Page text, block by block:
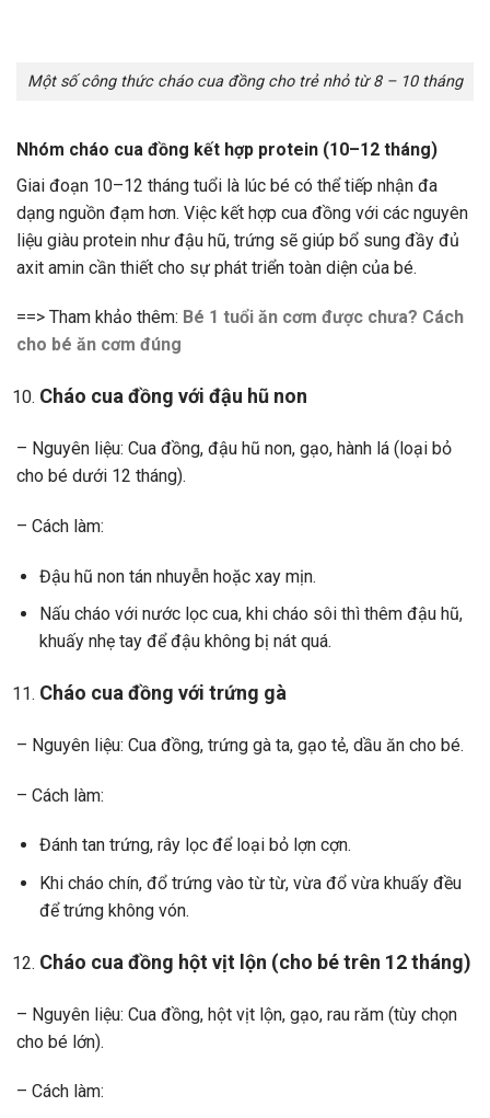
Một số công thức cháo cua đồng cho trẻ nhỏ từ 8 – 10 tháng
Nhóm cháo cua đồng kết hợp protein (10–12 tháng)
Giai đoạn 10–12 tháng tuổi là lúc bé có thể tiếp nhận đa
dạng nguồn đạm hơn. Việc kết hợp cua đồng với các nguyên
liệu giàu protein như đậu hũ, trứng sẽ giúp bổ sung đầy đủ
axit amin cần thiết cho sự phát triển toàn diện của bé.
==> Tham khảo thêm: Bé 1 tuổi ăn cơm được chưa? Cách
cho bé ăn cơm đúng
Cháo cua đồng với đậu hũ non
– Nguyên liệu: Cua đồng, đậu hũ non, gạo, hành lá (loại bỏ
cho bé dưới 12 tháng).
– Cách làm:
Đậu hũ non tán nhuyễn hoặc xay mịn.
Nấu cháo với nước lọc cua, khi cháo sôi thì thêm đậu hũ,
khuấy nhẹ tay để đậu không bị nát quá.
Cháo cua đồng với trứng gà
– Nguyên liệu: Cua đồng, trứng gà ta, gạo tẻ, dầu ăn cho bé.
– Cách làm:
Đánh tan trứng, rây lọc để loại bỏ lợn cợn.
Khi cháo chín, đổ trứng vào từ từ, vừa đổ vừa khuấy đều
để trứng không vón.
Cháo cua đồng hột vịt lộn (cho bé trên 12 tháng)
– Nguyên liệu: Cua đồng, hột vịt lộn, gạo, rau răm (tùy chọn
cho bé lớn).
– Cách làm: